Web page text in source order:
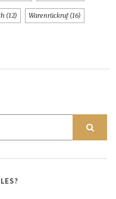
(12) Warenrückruf(16)